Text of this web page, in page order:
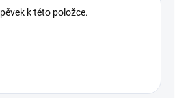
k této položce.